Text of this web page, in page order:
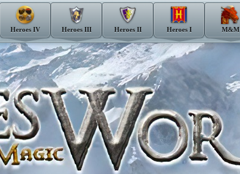
Heroes IV Heroes III Heroes II Heroes I M&M